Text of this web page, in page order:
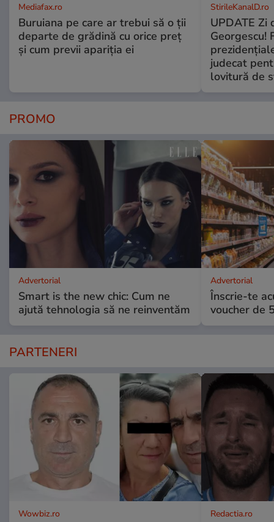
Mediafax.ro
Buruiana pe care ar trebui să o ții
departe de grădină cu orice preț
și cum previi apariția ei
StirileKanalD.ro
UPDATE Zi
Georgescu!
judecat
lovitură de
PROMO
Advertorial
Smart is the new chic: Cum ne
ajută tehnologia să ne reinventăm
Advertorial
Înscrie-te
voucher de
PARTENERI
Wowbiz.ro Redactia.ro